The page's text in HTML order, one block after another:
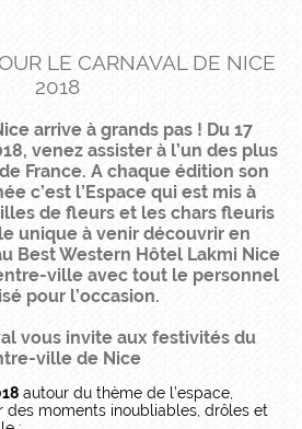
LE CARNAVAL DE NICE
2018
arrive à grands pas ! Du 17
venez assister à l’un des plus
France. A chaque édition son
c’est l’Espace qui est mis à
de fleurs et les chars fleuris
unique à venir découvrir en
Best Western Hôtel Lakmi Nice
ville avec tout le personnel
pour l’occasion.
vous invite aux festivités du
ville de Nice
autour du thème de l’espace,
des moments inoubliables, drôles et